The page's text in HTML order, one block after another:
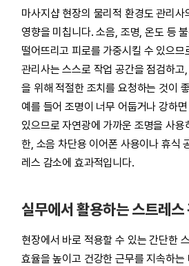
마사지샵 현장의 물리적 환경도 관리사
영향을 미칩니다. 소음, 조명, 온도 등
떨어뜨리고 피로를 가중시킬 수 있으므
관리사는 스스로 작업 공간을 점검하고
을 위해 적절한 조치를 요청하는 것이
예를 들어 조명이 너무 어둡거나 강하
있으므로 자연광에 가까운 조명을 사용
한, 소음 차단용 이어폰 사용이나 휴식
레스 감소에 효과적입니다.
실무에서 활용하는 스트레스
현장에서 바로 적용할 수 있는 간단한
효율을 높이고 건강한 근무를 지속하는